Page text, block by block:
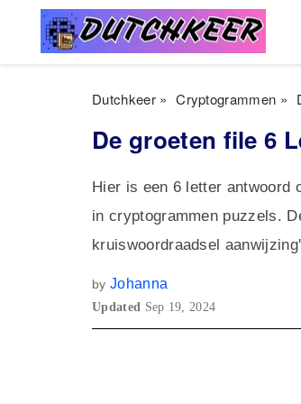
Dutchkeer» Cryptogrammen »
De groeten file 6
Hier is een 6 letter antwoord
in cryptogrammen puzzels.
kruiswoordraadsel
by Johanna
Updated Sep 19, 2024